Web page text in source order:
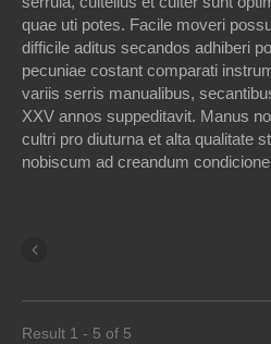
quae uti potes. Facile moveri
difficile aditus secandos adhiberi
pecuniae costant comparati
variis serris manualibus,
XXV annos suppeditavit. Manus
cultri pro diuturna et alta qualitate
nobiscum ad creandum
Result 1 - 5 of 5